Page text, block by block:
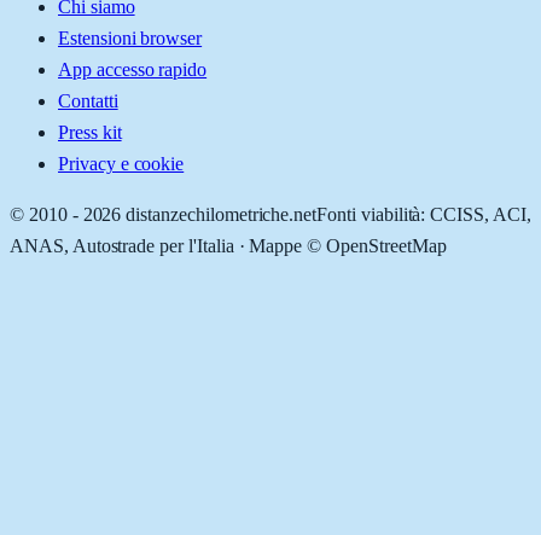
Chi siamo
Estensioni browser
App accesso rapido
Contatti
Press kit
Privacy e cookie
© 2010 - 2026 distanzechilometriche.netFonti viabilità: CCISS, ACI,
ANAS, Autostrade per l'Italia · Mappe © OpenStreetMap